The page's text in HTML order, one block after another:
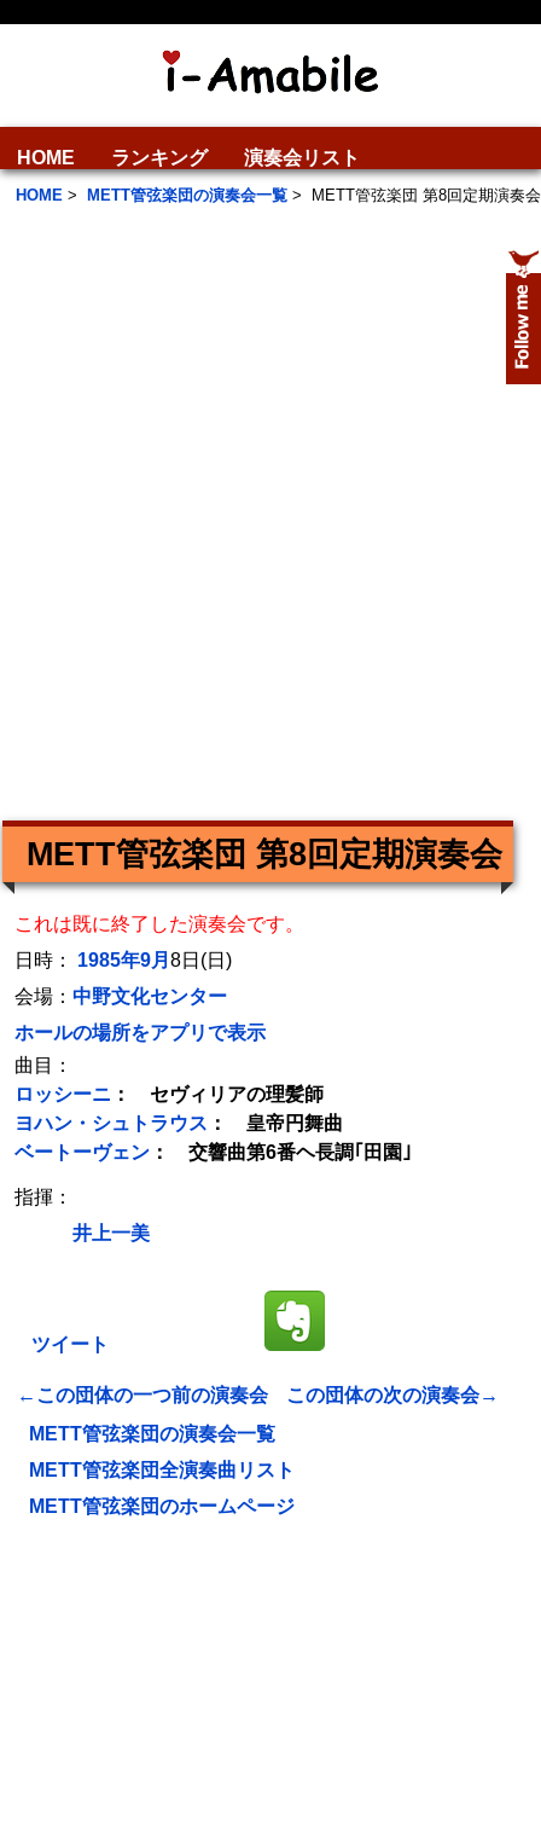
HOME ランキング 演奏会リスト
HOME > METT管弦楽団の演奏会一覧 > METT管弦楽団 第8回定期演奏会
METT管弦楽団 第8回定期演奏会
これは既に終了した演奏会です。
日時： 1985年9月 8日(日)
会場： 中野文化センター
ホールの場所をアプリで表示
曲目：
ロッシーニ ： セヴィリアの理髪師
ヨハン・シュトラウス ： 皇帝円舞曲
ベートーヴェン ： 交響曲第6番ヘ長調｢田園｣
指揮：
井上一美
ツイート
←この団体の一つ前の演奏会
この団体の次の演奏会→
METT管弦楽団の演奏会一覧
METT管弦楽団全演奏曲リスト
METT管弦楽団のホームページ